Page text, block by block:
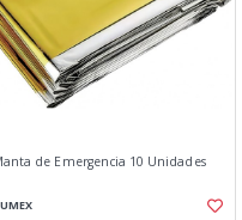
de Emergencia 10 Unidades